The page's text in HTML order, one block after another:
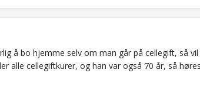
å bo hjemme selv om man går på cellegift, så
alle cellegiftkurer, og han var også 70 år, så